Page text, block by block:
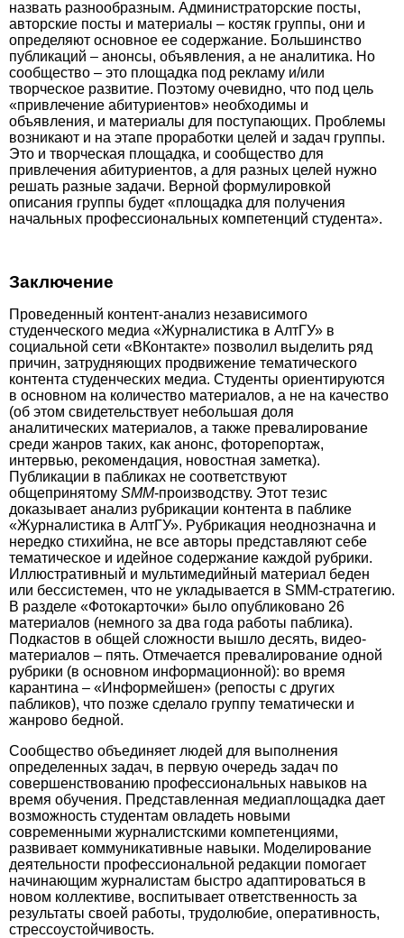
назвать разнообразным. Администраторские посты,
авторские посты и материалы – костяк группы, они и
определяют основное ее содержание. Большинство
публикаций – анонсы, объявления, а не аналитика. Но
сообщество – это площадка под рекламу и/или
творческое развитие. Поэтому очевидно, что под цель
«привлечение абитуриентов» необходимы и
объявления, и материалы для поступающих. Проблемы
возникают и на этапе проработки целей и задач группы.
Это и творческая площадка, и сообщество для
привлечения абитуриентов, а для разных целей нужно
решать разные задачи. Верной формулировкой
описания группы будет «площадка для получения
начальных профессиональных компетенций студента».
Заключение
Проведенный контент-анализ независимого
студенческого медиа «Журналис­тика в АлтГУ» в
социальной сети «ВКонтакте» позволил выделить ряд
причин, затрудняющих продвижение тематического
контента студенческих медиа. Студенты ориентируются
в основном на количество материалов, а не на качество
(об этом свидетельствует небольшая доля
аналитических материалов, а также превалирование
среди жанров таких, как анонс, фоторепортаж,
интервью, рекомендация, новостная заметка).
Публикации в пабликах не соответствуют
общепринятому SMM-производству. Этот тезис
доказывает анализ рубрикации контента в паблике
«Журналистика в АлтГУ». Руб­рикация неоднозначна и
нередко стихийна, не все авторы представляют себе
тематическое и идейное содержание каж­дой рубрики.
Иллюстративный и мультимедийный материал беден
или бессистемен, что не укладывается в SMM-стратегию.
В разделе «Фотокарточки» было опубликовано 26
материалов (немного за два года работы паблика).
Подкастов в общей сложности вышло десять, видео­
материалов – пять. Отмечается превалирование одной
рубрики (в основном информационной): во время
карантина – «Информейшен» (репосты с других
пабликов), что позже сделало группу тематически и
жанрово бедной.
Сообщество объединяет людей для выполнения
определенных задач, в первую очередь задач по
совершенствованию профессиональных навыков на
время обучения. Представленная медиаплощадка дает
возможность студентам овладеть новыми
современными журналистскими компетенциями,
развивает коммуникативные навыки. Моделирование
деятельности профессиональной редакции помогает
начинающим журналистам быстро адаптироваться в
новом коллективе, воспитывает ответственность за
результаты своей работы, трудолюбие, оперативность,
стрессоустойчивость.